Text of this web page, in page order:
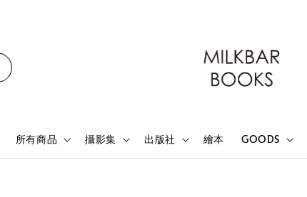
所有商品 攝影集 出版社 繪本 GOODS